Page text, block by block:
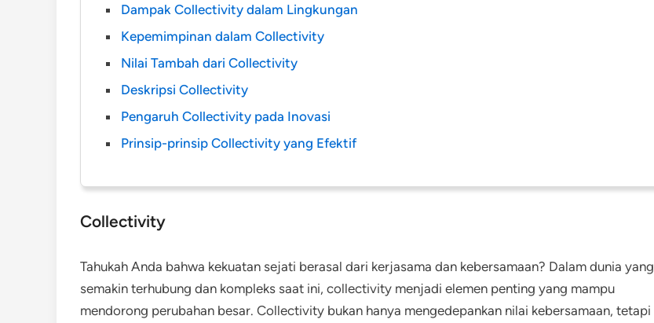
Dampak Collectivity dalam Lingkungan
Kepemimpinan dalam Collectivity
Nilai Tambah dari Collectivity
Deskripsi Collectivity
Pengaruh Collectivity pada Inovasi
Prinsip-prinsip Collectivity yang Efektif
Collectivity
Tahukah Anda bahwa kekuatan sejati berasal dari kerjasama dan kebersamaan? Dalam dunia yang
semakin terhubung dan kompleks saat ini, collectivity menjadi elemen penting yang mampu
mendorong perubahan besar. Collectivity bukan hanya mengedepankan nilai kebersamaan, tetapi